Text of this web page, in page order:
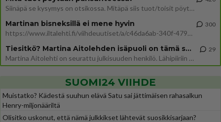
Siinäpä se kysymys on otsikossa. Mitäpä siis tuot/toisit pöytään parisuhteessa? Oletko mies vai nainen? Koetko sen mitä
Martinan bisneksillä ei mene hyvin
https://www.iltalehti.fi/viihdeuutiset/a/c46da6ab-340f-4790-aaa7-0865eed2336 Yrityksen konkurssihakemus on tullut kärä
300
Tiesitkö? Martina Aitolehden isäpuoli on tämä suosittu laulaja
Martina Aitolehti on seurattu julkisuuden henkilö. Lähipiiriin mahtuu muitakin tunnettuja henkilöitä. Tiesitkö, että Ma
29
SUOMI24 VIIHDE
Muistatko? Kädestä suuhun elävä Satu sai jättimäisen rahasalkun
Henry-miljonääriltä
Olisitko uskonut, että nämä julkkikset lähtevät suosikkisarjaan?